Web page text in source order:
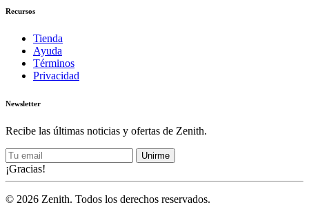
Recursos
Tienda
Ayuda
Términos
Privacidad
Newsletter
Recibe las últimas noticias y ofertas de Zenith.
Unirme
¡Gracias!
© 2026 Zenith. Todos los derechos reservados.